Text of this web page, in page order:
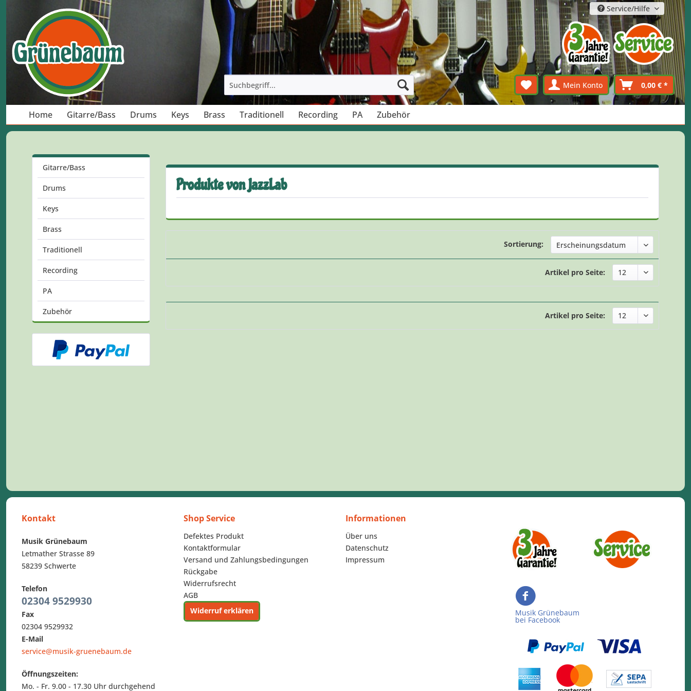
Service/Hilfe
Mein Konto 0,00 € *
Home Gitarre/Bass Drums Keys Brass Traditionell Recording PA Zubehör
Gitarre/Bass
Drums
Keys
Brass
Traditionell
Recording
PA
Zubehör
Produkte von JazzLab
Sortierung:
Artikel pro Seite:
Artikel pro Seite:
Kontakt
Musik Grünebaum
Letmather Strasse 89
58239 Schwerte
Telefon
02304 9529930
Fax
02304 9529932
E-Mail
service@musik-gruenebaum.de
Öffnungszeiten:
Mo. - Fr. 9.00 - 17.30 Uhr durchgehend
Shop Service
Defektes Produkt
Kontaktformular
Versand und Zahlungsbedingungen
Rückgabe
Widerrufsrecht
AGB
Widerruf erklären
Informationen
Über uns
Datenschutz
Impressum
Musik Grünebaum
bei Facebook